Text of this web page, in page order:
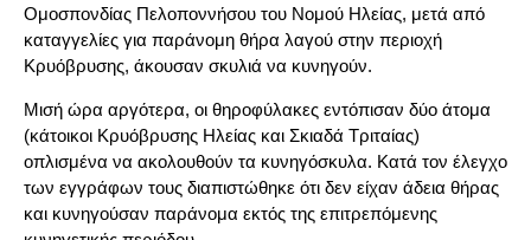
Ομοσπονδίας Πελοποννήσου του Νομού Ηλείας, μετά από
καταγγελίες για παράνομη θήρα λαγού στην περιοχή
Κρυόβρυσης, άκουσαν σκυλιά να κυνηγούν.
Μισή ώρα αργότερα, οι θηροφύλακες εντόπισαν δύο άτομα
(κάτοικοι Κρυόβρυσης Ηλείας και Σκιαδά Τριταίας)
οπλισμένα να ακολουθούν τα κυνηγόσκυλα. Κατά τον έλεγχο
των εγγράφων τους διαπιστώθηκε ότι δεν είχαν άδεια θήρας
και κυνηγούσαν παράνομα εκτός της επιτρεπόμενης